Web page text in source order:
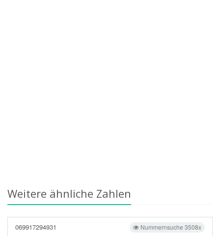
Weitere ähnliche Zahlen
Nummernsuche 3508x
069917294931